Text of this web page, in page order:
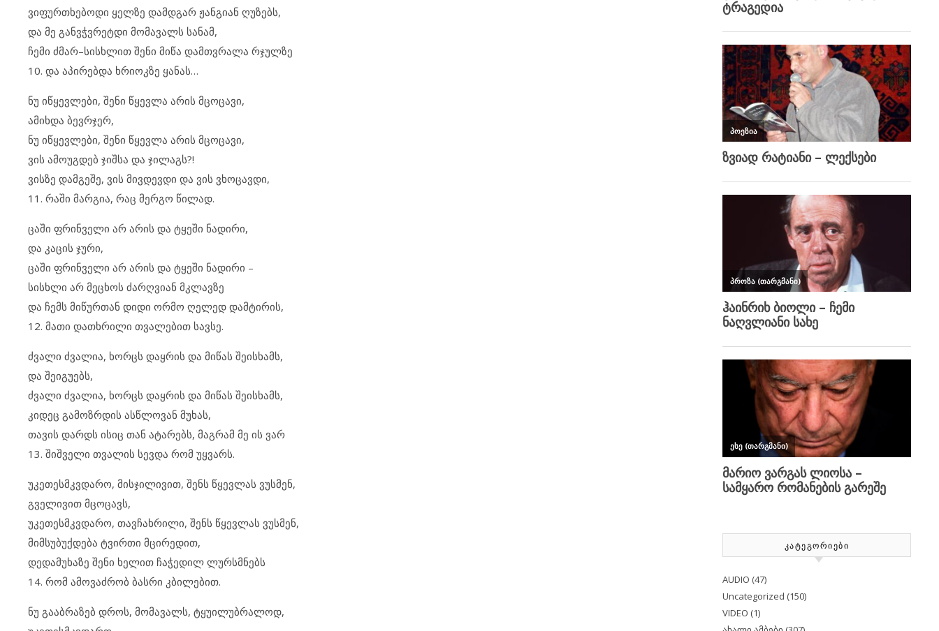
ვიფურთხებოდი ყელზე დამდგარ ჟანგიან ღუზებს,
და მე განვჭვრეტდი მომავალს სანამ,
ჩემი ძმარ–სისხლით შენი მიწა დამთვრალა რჯულზე
10. და აპირებდა ხრიოკზე ყანას…
ნუ იწყევლები, შენი წყევლა არის მცოცავი,
ამიხდა ბევრჯერ,
ნუ იწყევლები, შენი წყევლა არის მცოცავი,
ვის ამოუგდებ ჯიშსა და ჯილაგს?!
ვისზე დამგეშე, ვის მივდევდი და ვის ვხოცავდი,
11. რაში მარგია, რაც მერგო წილად.
ცაში ფრინველი არ არის და ტყეში ნადირი,
და კაცის ჯური,
ცაში ფრინველი არ არის და ტყეში ნადირი –
სისხლი არ მეცხოს ძარღვიან მკლავზე
და ჩემს მიწურთან დიდი ორმო ღელედ დამტირის,
12. მათი დათხრილი თვალებით სავსე.
ძვალი ძვალია, ხორცს დაყრის და მიწას შეისხამს,
და შეიგუებს,
ძვალი ძვალია, ხორცს დაყრის და მიწას შეისხამს,
კიდეც გამოზრდის ასწლოვან მუხას,
თავის დარდს ისიც თან ატარებს, მაგრამ მე ის ვარ
13. შიშველი თვალის სევდა რომ უყვარს.
უკეთესმკვდარო, მისჯილივით, შენს წყევლას ვუსმენ,
გველივით მცოცავს,
უკეთესმკვდარო, თავჩახრილი, შენს წყევლას ვუსმენ,
მიმსუბუქდება ტვირთი მცირედით,
დედამუხაზე შენი ხელით ჩაჭედილ ლურსმნებს
14. რომ ამოვაძრობ ბასრი კბილებით.
ნუ გააბრაზებ დროს, მომავალს, ტყუილუბრალოდ,
ᲙᲐᲢᲔᲒᲝᲠᲘᲔᲑᲘ
AUDIO (47)
Uncategorized (150)
VIDEO (1)